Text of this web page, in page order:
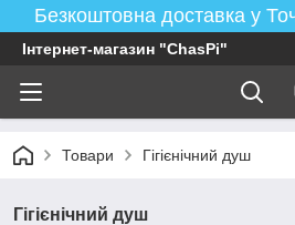
Безкоштовна доставка у
Інтернет-магазин "ChasPi"
Товари Гігієнічний душ
Гігієнічний душ